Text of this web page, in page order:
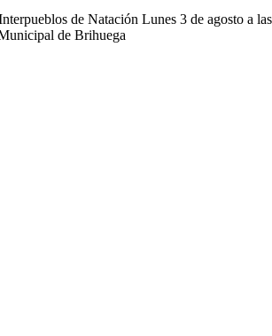
de Natación Lunes 3 de agosto a las
de Brihuega